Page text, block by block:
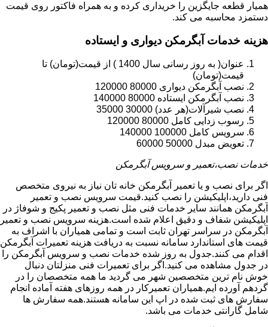
همیار قطعه جایگزین را خریداری کرده و به همراه فاکتور روی قیمت
دستمزد محاسبه می کند.
هزینه خدمات آبگرمکن دیواری و ایستاده
عنوان( به روز رسانی سال 1400 ) از قیمت(تومان) تا
قیمت(تومان)
نصب آبگرمکن دیواری 80000 120000
نصب آبگرمکن ایستاده 80000 140000
نصب شیرآلات(هر عدد) 30000 35000
رسوب زدایی کامل 80000 120000
سرویس کامل 100000 140000
تعویض مبدل 50000 60000
خدمات نصب،تعمیر و سرویس آبگرمکن
اگر برای نصب و یا تعمیر آبگرمکن خانه تان نیاز به نیروی متخصص
فنی دارید،اپلیکیشن را نصب کنید.قیمت سرویس نصب و تعمیر
آبگرمکن همانند سایر خدمات فنی مثل نصب و تعمیر پکیج و شوفاژ در
اپلیکیشن شفاف و دقیق اعلام شده است.هزینه سرویس نصب و تعمیر
آبگرمکن در سراسر تهران ثابت است و تمامی همیاران با اشراف به
قیمت های استاندارد سامانه نسبت به دریافت هزینه تعمیرات آبگرمکن
اقدام می کنند.جدول به روز شده خدمات نصب و سرویس آبگرمکن را
در جدول مشاهده می کنید.اگر برای تعمیرات فنی منزلتان دنبال
خوش نام ترین متخصصین شهر می گردید ما همه متخصصان را در
گردهم آورده ایم.همیاران تعمیرکار در همه روزهای هفته آماده انجام
سفارش های ثبت شده در اپ این سامانه هستند.همه سفارش ها
شامل گارانتی خدمات می باشد.